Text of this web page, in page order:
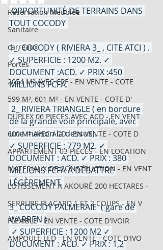
Réservation Meublée
Sanitaire
carreaux
Portes
2054 M² AVEC CPF - EN VENTE - COTE
599 M², 601 M² - EN VENTE - COTE D'
DUPLEX 06 PIECES AVEC ACD - EN VENT
600 M² AVEC ACD - EN VENTE - COTE D
APPARTEMENT 03 PIECES - EN LOCATION
MATERIAUX DE CONSTRUCTION - EN VENT
LOTISSEMENT À AKOURÉ 200 HECTARES -
SERRURE PLACARD 1 ET 2 COUPS - EN V
FLEXIBLE - EN VENTE - COTE D'IVOIR
AMPOULE LED - EN VENTE - COTE D'IVO
OPPORTUNITÉ DE TERRAINS DANS
TOUT COCODY
1_. COCODY ( RIVIERA 3_ , CITE ATCI ) .
✓ SUPERFICIE : 1200 M2. ✓
DOCUMENT :ACD. ✓ PRIX :450
MILLIONS FCFA.
de la grande voie principale, avec
une maison la dessus).
✓ SUPERFICIE : 779 M2. ✓
DOCUMENT : ACD. ✓ PRIX : 380
MILLIONS FCFA À DÉBATTRE
LÉGÈREMENT.
3_ COCODY PALMERAIE  ( gare de
WARREN )
DOCUMENT : ACD. ✓ PRIX : 1,2